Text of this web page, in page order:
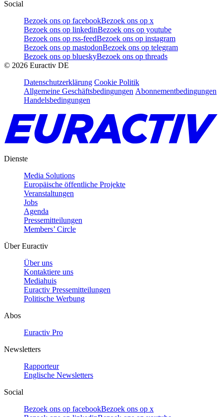
Social
Bezoek ons op facebookBezoek ons op x
Bezoek ons op linkedinBezoek ons op youtube
Bezoek ons op rss-feedBezoek ons op instagram
Bezoek ons op mastodonBezoek ons op telegram
Bezoek ons op blueskyBezoek ons op threads
© 2026 Euractiv DE
Datenschutzerklärung Cookie Politik
Allgemeine Geschäftsbedingungen Abonnementbedingungen
Handelsbedingungen
Dienste
Media Solutions
Europäische öffentliche Projekte
Veranstaltungen
Jobs
Agenda
Pressemitteilungen
Members’ Circle
Über Euractiv
Über uns
Kontaktiere uns
Mediahuis
Euractiv Pressemitteilungen
Politische Werbung
Abos
Euractiv Pro
Newsletters
Rapporteur
Englische Newsletters
Social
Bezoek ons op facebookBezoek ons op x